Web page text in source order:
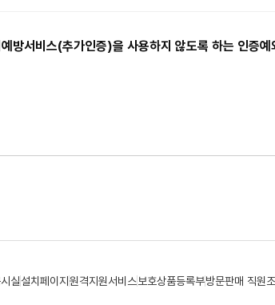
방서비스(추가인증)을 사용하지 않도록 하는 인증예
실설치페이지 원격지원서비스보호상품등록부방문판매 직원